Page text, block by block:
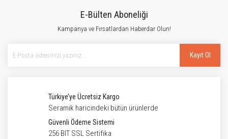
E-Bülten Aboneliği
Kampanya ve Fırsatlardan Haberdar Olun!
Kayıt Ol
Türkiye’ye Ücretsiz Kargo
Seramik haricindeki bütün ürünlerde
Güvenli Ödeme Sistemi
256 BIT SSL Sertifika